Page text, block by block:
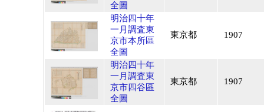
全圖
明治四十年
一月調査東
京市本所區
全圖
東京都 1907
明治四十年
一月調査東
京市四谷區
全圖
東京都 1907